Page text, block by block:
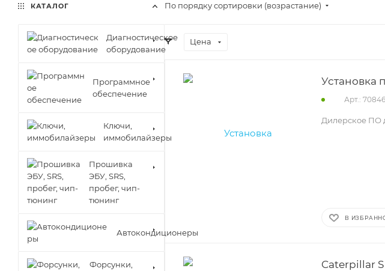
По порядку сортировки (возрастание)
Цена
Установка
Арт.:
Дилерское ПО
В
Caterpillar
КАТАЛОГ
Диагностическое
оборудование
Программное
обеспечение
Ключи,
иммобилайзеры
Прошивка
ЭБУ, SRS,
пробег, чип-
тюнинг
Автокондиционеры
Форсунки,